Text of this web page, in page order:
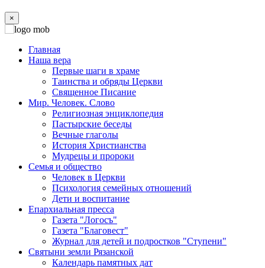
×
Главная
Наша вера
Первые шаги в храме
Таинства и обряды Церкви
Священное Писание
Мир. Человек. Слово
Религиозная энциклопедия
Пастырские беседы
Вечные глаголы
История Христианства
Мудрецы и пророки
Семья и общество
Человек в Церкви
Психология семейных отношений
Дети и воспитание
Епархиальная пресса
Газета "Логосъ"
Газета "Благовест"
Журнал для детей и подростков "Ступени"
Святыни земли Рязанской
Календарь памятных дат